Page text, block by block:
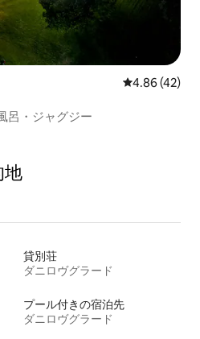
レビュー42
4.86 (42)
呂・ジャグジー
地
貸別荘
ダニロヴグラード
プール付きの宿泊先
ダニロヴグラード